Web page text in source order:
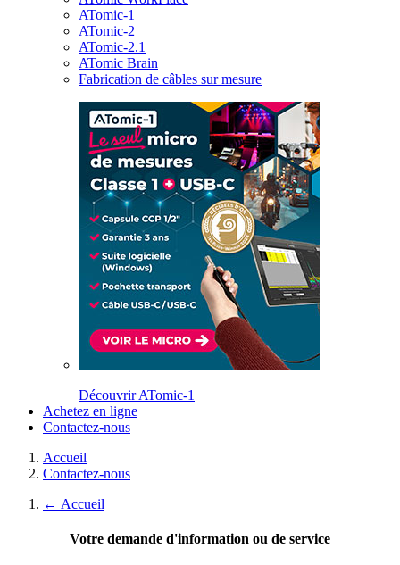
ATomic-1
ATomic-2
ATomic-2.1
ATomic Brain
Fabrication de câbles sur mesure
Découvrir ATomic-1
Achetez en ligne
Contactez-nous
Accueil
Contactez-nous
← Accueil
Votre demande d'information ou de service